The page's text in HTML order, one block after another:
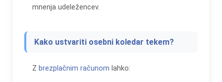
mnenja udeležencev.
Kako ustvariti osebni koledar tekem?
Z brezplačnim računom lahko: